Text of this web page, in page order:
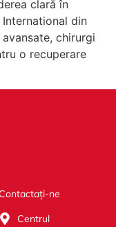
clară în
din
chirurgi
o recuperare
Contactați-ne
Centrul